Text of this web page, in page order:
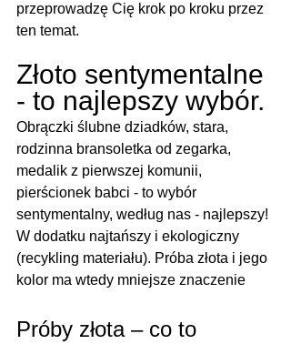
przeprowadzę Cię krok po kroku przez
ten temat.
Złoto sentymentalne
- to najlepszy wybór.
Obrączki ślubne dziadków, stara,
rodzinna bransoletka od zegarka,
medalik z pierwszej komunii,
pierścionek babci - to wybór
sentymentalny, według nas - najlepszy!
W dodatku najtańszy i ekologiczny
(recykling materiału). Próba złota i jego
kolor ma wtedy mniejsze znaczenie
Próby złota – co to